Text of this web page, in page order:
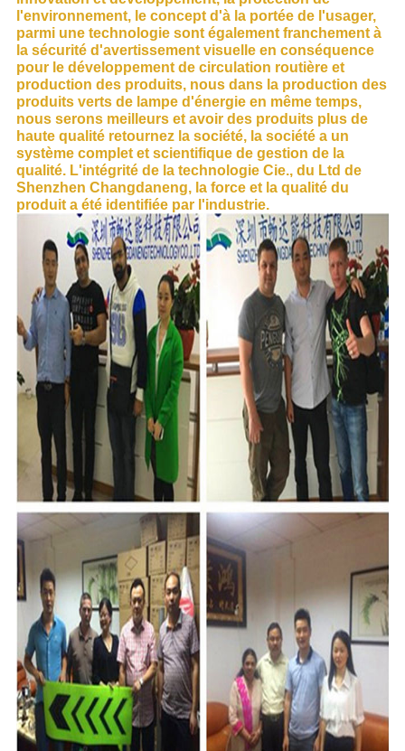
l'environnement, le concept d'à la portée de l'usager,
parmi une technologie sont également franchement à
la sécurité d'avertissement visuelle en conséquence
pour le développement de circulation routière et
production des produits, nous dans la production des
produits verts de lampe d'énergie en même temps,
nous serons meilleurs et avoir des produits plus de
haute qualité retournez la société, la société a un
système complet et scientifique de gestion de la
qualité. L'intégrité de la technologie Cie., du Ltd de
Shenzhen Changdaneng, la force et la qualité du
produit a été identifiée par l'industrie.